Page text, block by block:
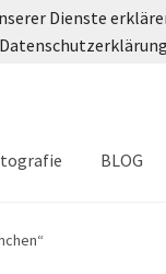
BLOG
Dienste